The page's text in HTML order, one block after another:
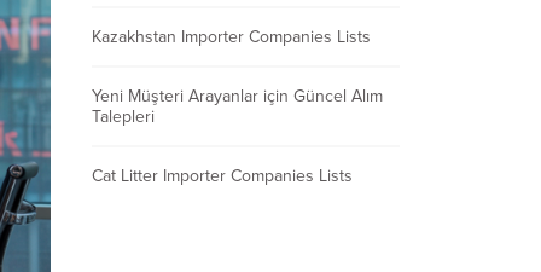
Kazakhstan Importer Companies Lists
Yeni Müşteri Arayanlar için Güncel Alım
Talepleri
Cat Litter Importer Companies Lists